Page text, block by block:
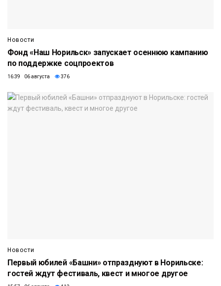
Новости
Фонд «Наш Норильск» запускает осеннюю кампанию
по поддержке соцпроектов
16:39 06 августа 376
Новости
Первый юбилей «Башни» отпразднуют в Норильске:
гостей ждут фестиваль, квест и многое другое